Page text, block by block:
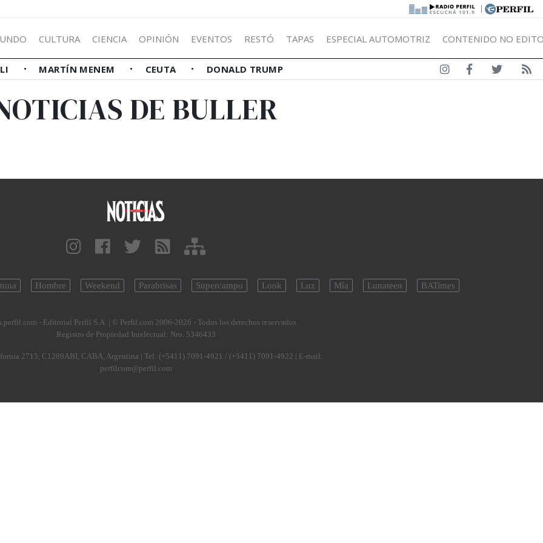
|
CULTURA CIENCIA OPINIÓN EVENTOS RESTÓ TAPAS ESPECIAL AUTOMOTRIZ CONTENIDO NO
MARTÍN MENEM CEUTA DONALD TRUMP
DE BULLER
Hombre Weekend Parabrisas Supercampo Look Luz Mía Lunateen BATimes
- Editorial Perfil S.A. | © Perfil.com 2006-2026 - Todos los derechos reservados
Registro de Propiedad Intelectual: Nro. 5346433
2715, C1289ABI, CABA, Argentina | Tel: (+5411) 7091-4921 / (+5411) 7091-4922 | E-mail:
perfilcom@perfil.com